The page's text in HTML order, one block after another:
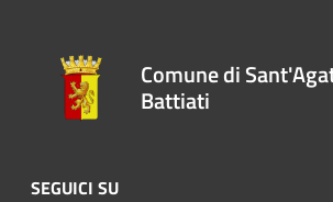
Comune di
Battiati
SEGUICI SU